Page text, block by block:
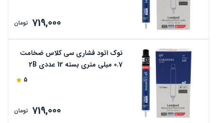
719,000 تومان
نوک اتود فشاری سی کلاس ضخامت
0.7 میلی متری بسته 12 عددی 2B
5
719,000 تومان